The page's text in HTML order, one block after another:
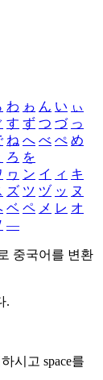
わ ゎ ん い ぃ
す ず つ づ っ
ね へ べ ぺ め
ろ を
ヮ ン イ ィ キ
ズ ツ ヅ ッ ヌ
ベ ペ メ レ オ
―
중국어를 변환
.
시고 space를